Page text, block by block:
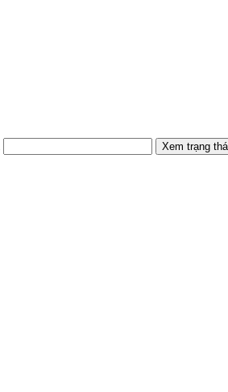
Xem trạng